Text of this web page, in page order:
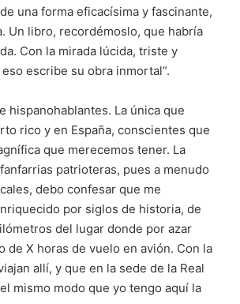
una forma eficacísima y fascinante,
Un libro, recordémoslo, que habría
Con la mirada lúcida, triste y
escribe su obra inmortal”.
hispanohablantes. La única que
rico y en España, conscientes que
que merecemos tener. La
patrioteras, pues a menudo
debo confesar que me
por siglos de historia, de
del lugar donde por azar
de X horas de vuelo en avión. Con la
allí, y que en la sede de la Real
mismo modo que yo tengo aquí la